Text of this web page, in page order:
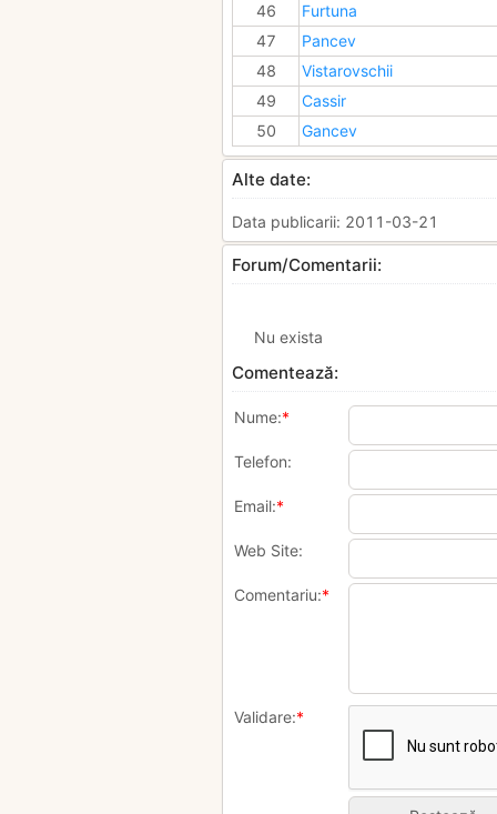
46
Furtuna
47
Pancev
48
Vistarovschii
49
Cassir
50
Gancev
Alte date:
Data publicarii: 2011-03-21
Forum/Comentarii:
Nu exista
Comentează:
Nume:*
Telefon:
Email:*
Web Site:
Comentariu:*
Validare:*